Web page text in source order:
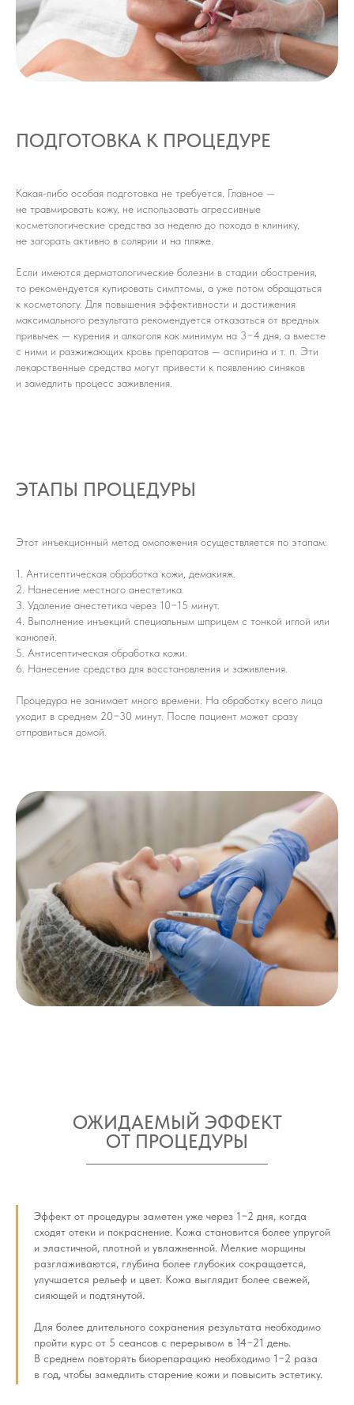
ПОДГОТОВКА К ПРОЦЕДУРЕ
Какая-либо особая подготовка не требуется. Главное —
не травмировать кожу, не использовать агрессивные
косметологические средства за неделю до похода в клинику,
не загорать активно в солярии и на пляже.
Если имеются дерматологические болезни в стадии обострения,
то рекомендуется купировать симптомы, а уже потом обращаться
к косметологу. Для повышения эффективности и достижения
максимального результата рекомендуется отказаться от вредных
привычек — курения и алкоголя как минимум на 3−4 дня, а вместе
с ними и разжижающих кровь препаратов — аспирина и т. п. Эти
лекарственные средства могут привести к появлению синяков
и замедлить процесс заживления.
ЭТАПЫ ПРОЦЕДУРЫ
Этот инъекционный метод омоложения осуществляется по этапам:
1. Антисептическая обработка кожи, демакияж.
2. Нанесение местного анестетика.
3. Удаление анестетика через 10−15 минут.
4. Выполнение инъекций специальным шприцем с тонкой иглой или
канюлей.
5. Антисептическая обработка кожи.
6. Нанесение средства для восстановления и заживления.
Процедура не занимает много времени. На обработку всего лица
уходит в среднем 20−30 минут. После пациент может сразу
отправиться домой.
ОЖИДАЕМЫЙ ЭФФЕКТ
ОТ ПРОЦЕДУРЫ
Эффект от процедуры заметен уже через 1−2 дня, когда
сходят отеки и покраснение. Кожа становится более упругой
и эластичной, плотной и увлажненной. Мелкие морщины
разглаживаются, глубина более глубоких сокращается,
улучшается рельеф и цвет. Кожа выглядит более свежей,
сияющей и подтянутой.
Для более длительного сохранения результата необходимо
пройти курс от 5 сеансов с перерывом в 14−21 день.
В среднем повторять биорепарацию необходимо 1−2 раза
в год, чтобы замедлить старение кожи и повысить эстетику.